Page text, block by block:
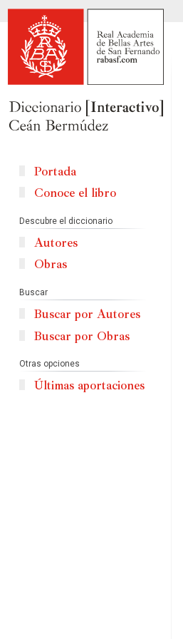
Portada
Conoce el libro
Descubre el diccionario
Autores
Obras
Buscar
Buscar por Autores
Buscar por Obras
Otras opciones
Últimas aportaciones